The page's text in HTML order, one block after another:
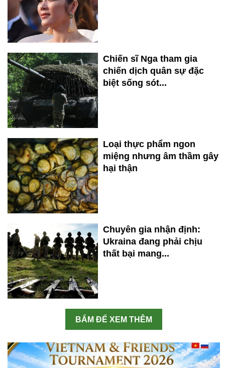
Chiến sĩ Nga tham gia
chiến dịch quân sự đặc
biệt sống sót...
Loại thực phẩm ngon
miệng nhưng âm thầm gây
hại thận
Chuyên gia nhận định:
Ukraina đang phải chịu
thất bại mang...
BẤM ĐỂ XEM THÊM